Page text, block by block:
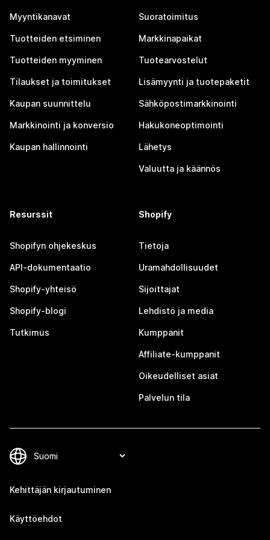
Myyntikanavat
Tuotteiden etsiminen
Tuotteiden myyminen
Tilaukset ja toimitukset
Kaupan suunnittelu
Markkinointi ja konversio
Kaupan hallinnointi
Suoratoimitus
Markkinapaikat
Tuotearvostelut
Lisämyynti ja tuotepaketit
Sähköpostimarkkinointi
Hakukoneoptimointi
Lähetys
Valuutta ja käännös
Resurssit
Shopifyn ohjekeskus
API-dokumentaatio
Shopify-yhteisö
Shopify-blogi
Tutkimus
Shopify
Tietoja
Uramahdollisuudet
Sijoittajat
Lehdistö ja media
Kumppanit
Affiliate-kumppanit
Oikeudelliset asiat
Palvelun tila
Kehittäjän kirjautuminen
Käyttöehdot